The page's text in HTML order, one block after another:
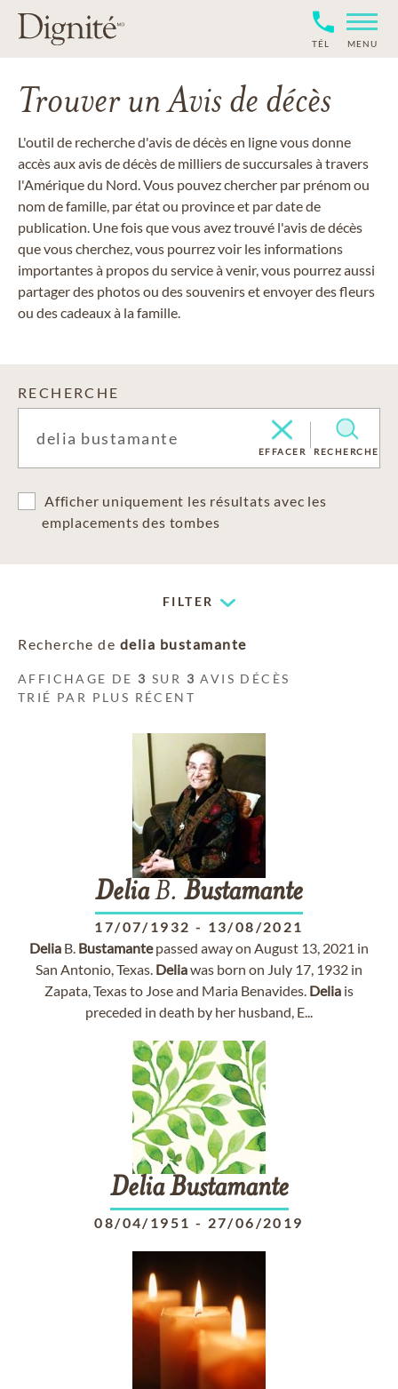
TÉL MENU
Trouver un Avis de décès
L'outil de recherche d'avis de décès en ligne vous donne
accès aux avis de décès de milliers de succursales à travers
l'Amérique du Nord. Vous pouvez chercher par prénom ou
nom de famille, par état ou province et par date de
publication. Une fois que vous avez trouvé l'avis de décès
que vous cherchez, vous pourrez voir les informations
importantes à propos du service à venir, vous pourrez aussi
partager des photos ou des souvenirs et envoyer des fleurs
ou des cadeaux à la famille.
RECHERCHE
EFFACER RECHERCHE
Afficher uniquement les résultats avec les
emplacements des tombes
FILTER
Recherche de delia bustamante
AFFICHAGE DE 3 SUR 3 AVIS DÉCÈS
TRIÉ PAR PLUS RÉCENT
DeliaB. Bustamante
17/07/1932 - 13/08/2021
Delia B. Bustamantepassed away on August 13, 2021 in
San Antonio, Texas. Deliawas born on July 17, 1932 in
Zapata, Texas to Jose and Maria Benavides. Delia is
preceded in death by her husband, E...
Delia Bustamante
08/04/1951 - 27/06/2019